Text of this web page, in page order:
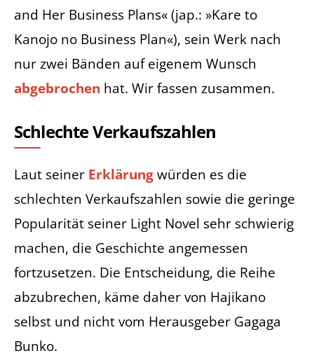
and Her Business Plans« (jap.: »Kare to
Kanojo no Business Plan«), sein Werk nach
nur zwei Bänden auf eigenem Wunsch
abgebrochen hat. Wir fassen zusammen.
Schlechte Verkaufszahlen
Laut seiner Erklärungwürden es die
schlechten Verkaufszahlen sowie die geringe
Popularität seiner Light Novel sehr schwierig
machen, die Geschichte angemessen
fortzusetzen. Die Entscheidung, die Reihe
abzubrechen, käme daher von Hajikano
selbst und nicht vom Herausgeber Gagaga
Bunko.